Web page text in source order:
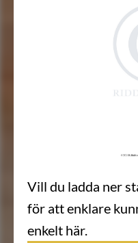
Vill du ladda ner
för att enklare
enkelt här.